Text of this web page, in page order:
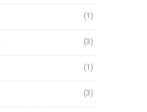
(1)
(3)
(1)
(3)